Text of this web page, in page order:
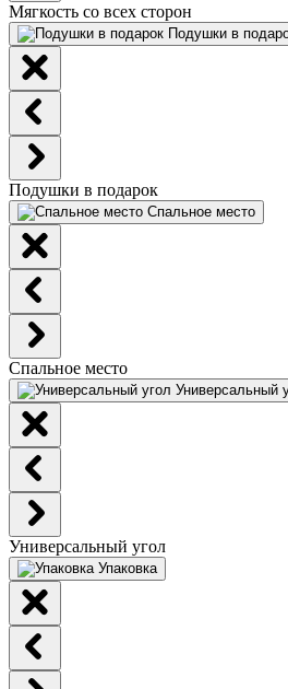
Мягкость со всех сторон
Подушки в
Подушки в подарок
Спальное место
Спальное место
Универсальный
Универсальный угол
Упаковка